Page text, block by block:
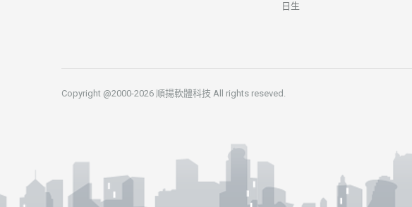
日生
Copyright @2000-2026 順揚軟體科技 All rights reseved.